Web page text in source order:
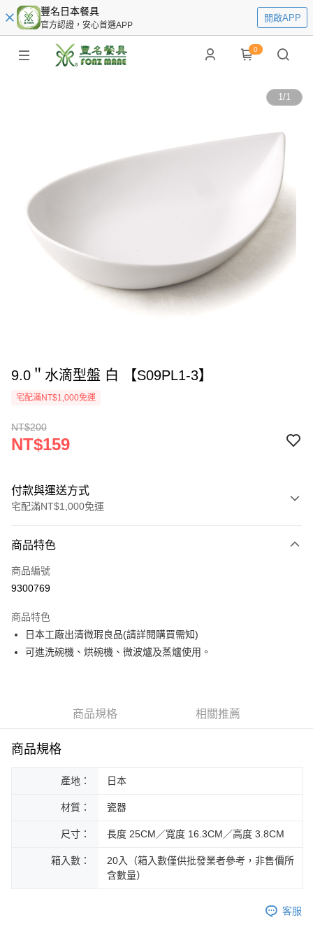
豐名日本餐具
官方認證，安心首選APP
開啟APP
0
1/1
9.0＂水滴型盤 白 【S09PL1-3】
宅配滿NT$1,000免運
NT$200
NT$159
付款與運送方式
宅配滿NT$1,000免運
信用卡一次付款
LINE Pay
街口支付
悠遊付
運送方式
每筆NT$200，滿NT$1,000(含以上)免運費
黑貓外島宅配
每筆NT$360
商品特色
商品編號
9300769
商品特色
日本工廠出清微瑕良品(請詳閱購買需知)
可進洗碗機、烘碗機、微波爐及蒸爐使用。
商品規格 相關推薦
商品規格
產地： 日本
材質： 瓷器
尺寸： 長度 25CM／寬度 16.3CM／高度 3.8CM
箱入數：
20入（箱入數僅供批發業者參考，非售價所
含數量）
客服